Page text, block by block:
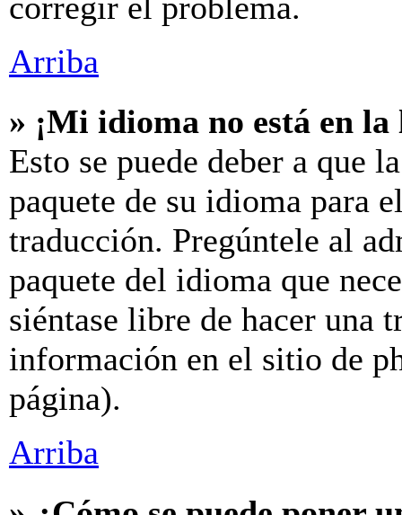
Arriba
» ¡Mi idioma no está en
Esto se puede deber a que
paquete de su idioma para
traducción. Pregúntele al
paquete del idioma que
siéntase libre de hacer una
información en el sitio de
página).
Arriba